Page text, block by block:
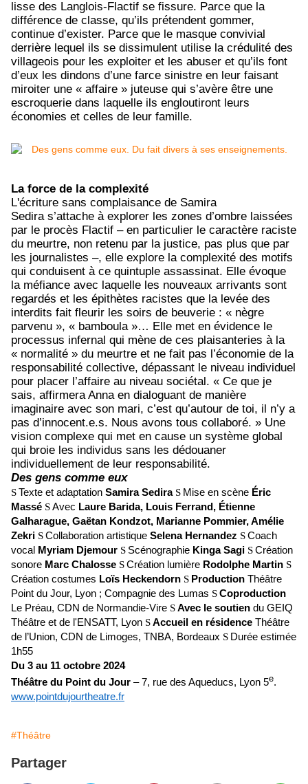
lisse des Langlois-Flactif se fissure. Parce que la
différence de classe, qu’ils prétendent gommer,
continue d’exister. Parce que le masque convivial
derrière lequel ils se dissimulent utilise la crédulité des
villageois pour les exploiter et les abuser et qu’ils font
d’eux les dindons d’une farce sinistre en leur faisant
miroiter une « affaire » juteuse qui s’avère être une
escroquerie dans laquelle ils engloutiront leurs
économies et celles de leur famille.
La force de la complexité
L'écriture sans complaisance de Samira
Sedira s’attache à explorer les zones d’ombre laissées
par le procès Flactif – en particulier le caractère raciste
du meurtre, non retenu par la justice, pas plus que par
les journalistes –, elle explore la complexité des motifs
qui conduisent à ce quintuple assassinat. Elle évoque
la méfiance avec laquelle les nouveaux arrivants sont
regardés et les épithètes racistes que la levée des
interdits fait fleurir les soirs de beuverie : « nègre
parvenu », « bamboula »… Elle met en évidence le
processus infernal qui mène de ces plaisanteries à la
« normalité » du meurtre et ne fait pas l’économie de la
responsabilité collective, dépassant le niveau individuel
pour placer l’affaire au niveau sociétal. « Ce que je
sais, affirmera Anna en dialoguant de manière
imaginaire avec son mari, c’est qu’autour de toi, il n’y a
pas d’innocent.e.s. Nous avons tous collaboré. » Une
vision complexe qui met en cause un système global
qui broie les individus sans les dédouaner
individuellement de leur responsabilité.
Des gens comme eux
STexte et adaptation Samira Sedira S Mise en scène Éric
Massé SAvec Laure Barida, Louis Ferrand, Étienne
Galharague, Gaëtan Kondzot, Marianne Pommier, Amélie
Zekri SCollaboration artistique Selena Hernandez SCoach
vocal Myriam Djemour S Scénographie Kinga Sagi SCréation
sonore Marc Chalosse SCréation lumière Rodolphe Martin S
Création costumes Loïs Heckendorn S Production Théâtre
Point du Jour, Lyon ; Compagnie des Lumas SCoproduction
Le Préau, CDN de Normandie-Vire SAvec le soutien du GEIQ
Théâtre et de l'ENSATT, Lyon SAccueil en résidence Théâtre
de l’Union, CDN de Limoges, TNBA, Bordeaux S Durée estimée
1h55
Du 3 au 11 octobre 2024
Théâtre du Point du Jour – 7, rue des Aqueducs, Lyon 5e.
www.pointdujourtheatre.fr
#Théâtre
Partager